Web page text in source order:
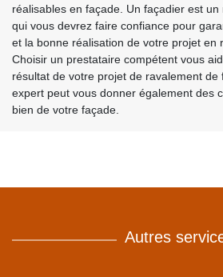
réalisables en façade. Un façadier est
qui vous devrez faire confiance pour
et la bonne réalisation de votre projet en
Choisir un prestataire compétent vous
résultat de votre projet de ravalement de
expert peut vous donner également des
bien de votre façade.
Autres